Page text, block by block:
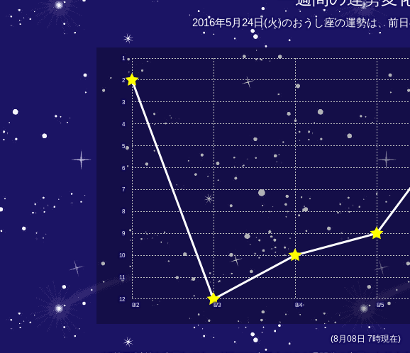
2016年5月24日(火)のおうし座の運勢は、前
8/2 8/3 8/4 8/5
12
11
10
9
8
7
6
5
4
3
2
1
(8月08日 7時現在)